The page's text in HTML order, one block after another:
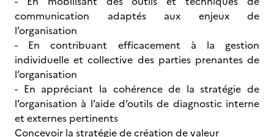
communication adaptés aux enjeux de
l’organisation
- En contribuant efficacement à la gestion
individuelle et collective des parties prenantes de
l’organisation
- En appréciant la cohérence de la stratégie de
l’organisation à l’aide d’outils de diagnostic interne
et externes pertinents
Concevoir la stratégie de création de valeur